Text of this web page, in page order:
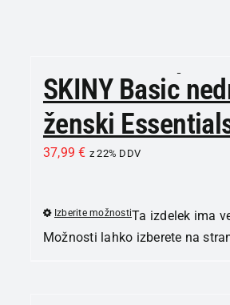
SKINY Basic
ženski
37,99€ z 22% DDV
Izberite možnostiTa izdelek ima
Možnosti lahko izberete na